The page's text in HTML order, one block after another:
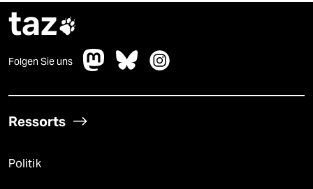
taz
Folgen Sie uns
Ressorts
Politik